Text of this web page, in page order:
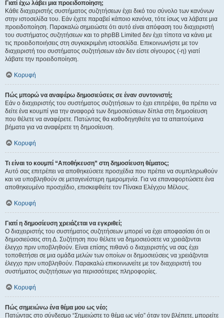
Γιατί έχω λάβει μια προειδοποίηση;
Κάθε διαχειριστής συστήματος συζητήσεων έχει δικό του σύνολο των κανόνων
στην ιστοσελίδα του. Εάν έχετε παραβεί κάποιο κανόνα, τότε ίσως να λάβατε μια
προειδοποίηση. Παρακαλώ σημειώστε ότι αυτό είναι απόφαση του διαχειριστή
του συστήματος συζητήσεων και το phpBB Limited δεν έχει τίποτα να κάνει με
τις προειδοποιήσεις στη συγκεκριμένη ιστοσελίδα. Επικοινωνήστε με τον
διαχειριστή του συστήματος συζητήσεων εάν δεν είστε σίγουρος (-η) γιατί
λάβατε την προειδοποίηση.
Κορυφή
Πώς μπορώ να αναφέρω δημοσιεύσεις σε έναν συντονιστή;
Εάν ο διαχειριστής του συστήματος συζητήσεων το έχει επιτρέψει, θα πρέπει να
δείτε ένα κουμπί για την αναφορά των δημοσιεύσεων δίπλα στη δημοσίευση
που θέλετε να αναφέρετε. Πατώντας θα καθοδηγηθείτε για τα απαιτούμενα
βήματα για να αναφέρετε τη δημοσίευση.
Κορυφή
Τι είναι το κουμπί “Αποθήκευση” στη δημοσίευση θέματος;
Αυτό σας επιτρέπει να αποθηκεύσετε προσχέδια που πρέπει να συμπληρωθούν
και να υποβληθούν σε μεταγενέστερη ημερομηνία. Για να επαναφορτώσετε ένα
αποθηκευμένο προσχέδιο, επισκεφθείτε τον Πίνακα Ελέγχου Μέλους.
Κορυφή
Γιατί η δημοσίευση χρειάζεται να εγκριθεί;
Ο διαχειριστής του συστήματος συζητήσεων μπορεί να έχει αποφασίσει ότι οι
δημοσιεύσεις στη Δ. Συζήτηση που θέλετε να δημοσιεύσετε να χρειάζονται
έλεγχο πριν υποβληθούν. Είναι επίσης πιθανό ο διαχειριστής να σας έχει
τοποθετήσει σε μια ομάδα μελών των οποίων οι δημοσιεύσεις να χρειάζονται
έλεγχο πριν υποβληθούν. Παρακαλώ επικοινωνείτε με τον διαχειριστή του
συστήματος συζητήσεων για περισσότερες πληροφορίες.
Κορυφή
Πώς σημειώνω ένα θέμα μου ως νέο;
Πατώντας στο σύνδεσμο “Σημειώστε το θέμα ως νέο” όταν τον βλέπετε, μπορείτε